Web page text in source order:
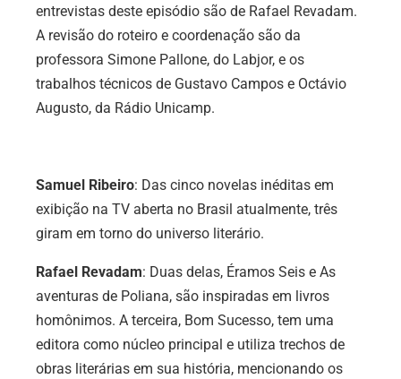
entrevistas deste episódio são de Rafael Revadam.
A revisão do roteiro e coordenação são da
professora Simone Pallone, do Labjor, e os
trabalhos técnicos de Gustavo Campos e Octávio
Augusto, da Rádio Unicamp.
Samuel Ribeiro: Das cinco novelas inéditas em
exibição na TV aberta no Brasil atualmente, três
giram em torno do universo literário.
Rafael Revadam: Duas delas, Éramos Seis e As
aventuras de Poliana, são inspiradas em livros
homônimos. A terceira, Bom Sucesso, tem uma
editora como núcleo principal e utiliza trechos de
obras literárias em sua história, mencionando os